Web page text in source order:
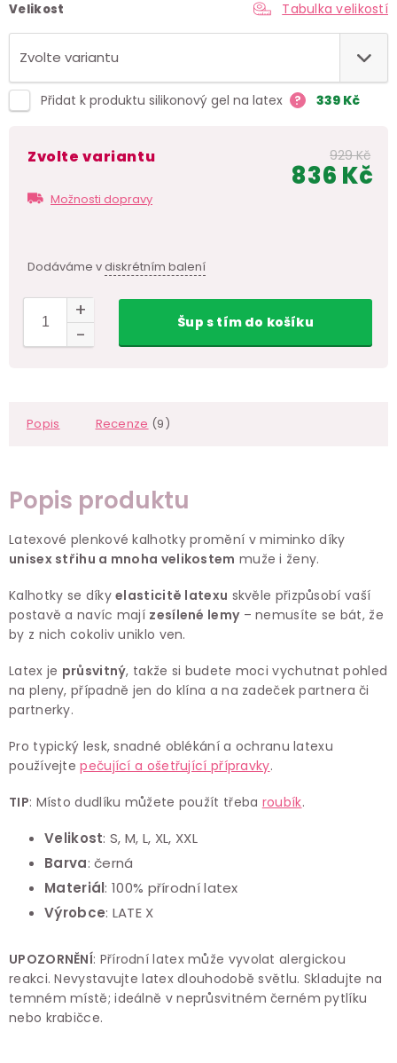
Velikost Tabulka velikostí
Přidat k produktu silikonový gel na latex ? 339 Kč
Zvolte variantu
Možnosti dopravy
Dodáváme vdiskrétním balení
929 Kč
836 Kč
Šups tímdo košíku
Popis Recenze (9)
Popis produktu
Latexové plenkové kalhotky promění v miminko díky
unisex střihu a mnoha velikostem muže i ženy.
Kalhotky se díkyelasticitě latexu skvěle přizpůsobí vaší
postavě a navíc mají zesílené lemy– nemusíte se bát, že
by z nich cokoliv uniklo ven.
Latex je průsvitný, takže si budete moci vychutnat pohled
na pleny, případně jen do klína a na zadeček partnera či
partnerky.
Pro typický lesk, snadné oblékání a ochranu latexu
používejtepečující a ošetřující přípravky.
TIP: Místo dudlíku můžete použít třeba roubík.
Velikost: S, M, L, XL, XXL
Barva: černá
Materiál: 100% přírodní latex
Výrobce: LATE X
UPOZORNĚNÍ: Přírodní latex může vyvolat alergickou
reakci. Nevystavujte latex dlouhodobě světlu. Skladujte na
temném místě; ideálně v neprůsvitném černém pytlíku
nebo krabičce.